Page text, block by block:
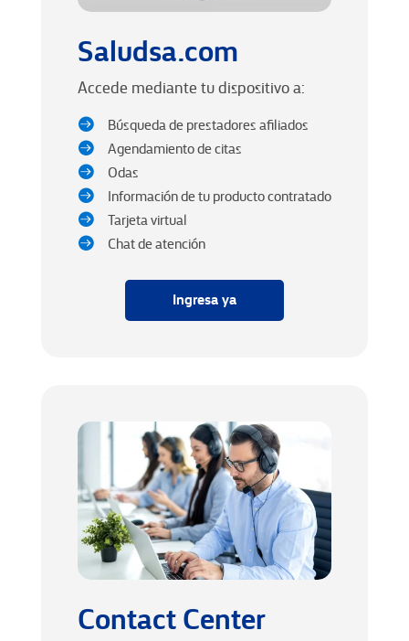
Saludsa.com
Accede mediante tu dispositivo a:
 Búsqueda de prestadores afiliados
 Agendamiento de citas
 Odas
 Información de tu producto contratado
 Tarjeta virtual
 Chat de atención
Ingresa ya
Contact Center